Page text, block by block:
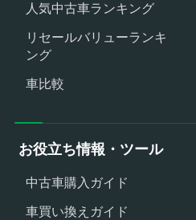
人気中古車ランキング
リセールバリューランキ
ング
車比較
お役立ち情報・ツール
中古車購入ガイド
車買い換えガイド